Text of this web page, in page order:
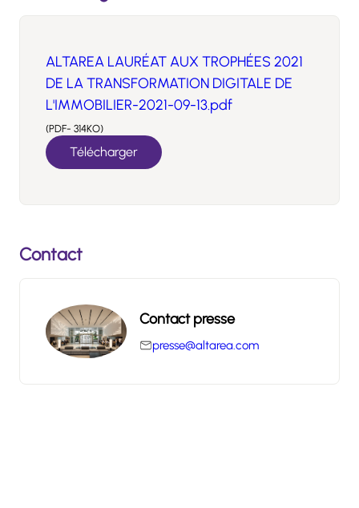
ALTAREA LAURÉAT AUX TROPHÉES 2021
DE LA TRANSFORMATION DIGITALE DE
L'IMMOBILIER-2021-09-13.pdf
(PDF- 314KO)
Télécharger
Contact
Contact presse
presse@altarea.com